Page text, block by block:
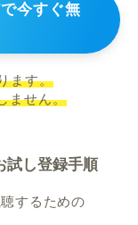
今すぐ無
ます。
ません。
試し登録手順
するための